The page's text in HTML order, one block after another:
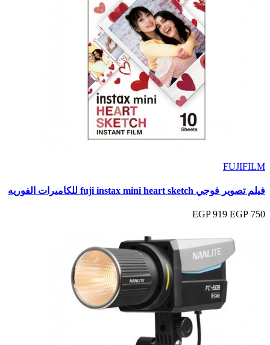
FUJIFILM
فيلم تصوير فوجي fuji instax mini heart sketch للكاميرات الفوريه
750 EGP
919 EGP